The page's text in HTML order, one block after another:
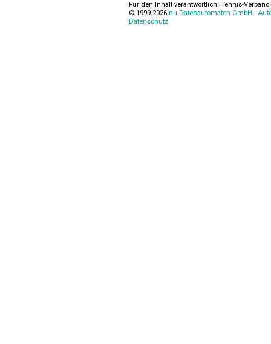
Für den Inhalt verantwortlich: Tennis-
© 1999-2026 nu Datenautomaten GmbH -
Datenschutz